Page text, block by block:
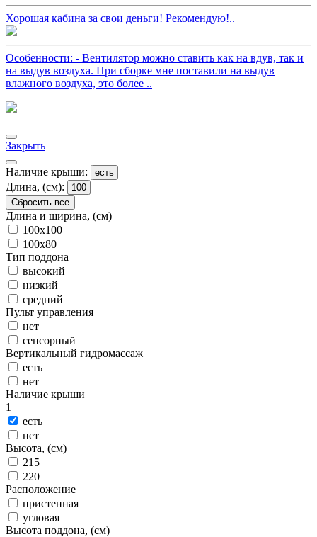
Хорошая кабина за свои деньги! Рекомендую!..
Особенности: - Вентилятор можно ставить как на вдув, так и
на выдув воздуха. При сборке мне поставили на выдув
влажного воздуха, это более ..
Закрыть
Наличие крыши: есть
Длина, (см):
100
Сбросить все
Длина и ширина, (см)
100x100
100x80
Тип поддона
высокий
низкий
средний
Пульт управления
нет
сенсорный
Вертикальный гидромассаж
есть
нет
Наличие крыши
1
есть
нет
Высота, (см)
215
220
Расположение
пристенная
угловая
Высота поддона, (см)